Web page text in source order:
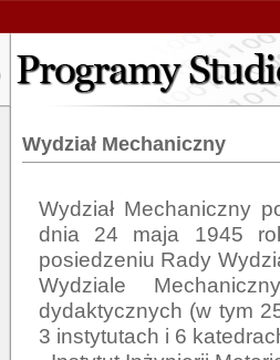
Wydział Mechaniczny
Wydział Mechaniczny
dnia 24 maja 1945
posiedzeniu Rady
Wydziale
dydaktycznych (w tym
3 instytutach i 6